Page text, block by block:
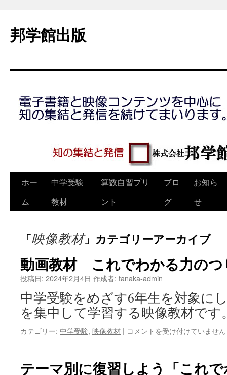
テ
ン
ス
邦学館出版
ホー
ム
中学受験
教材
算数自習プリ
ント
ブロ
グ
お知ら
せ
「映像教材」カテゴリーアーカイブ
動画教材 これでわかる力のつ
投稿日: 2024年2月4日 作成者: tanaka-admin
中学受験をめざす6年生を対象に
を集中して学習する映像教材で
カテゴリー: 中学受験, 映像教材 | 動
こ
コメントを受け付けていません
テーマ別に復習しよう「これ